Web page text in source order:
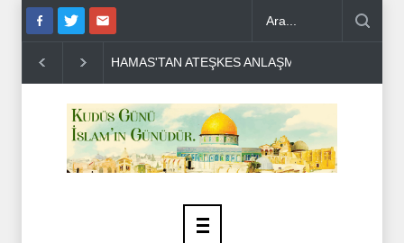
FİLİSTİN ULUSAL KABİLELER BİRLİĞİNDEN